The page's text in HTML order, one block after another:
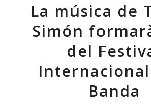
La música de
Simón
del
Internacional
Banda